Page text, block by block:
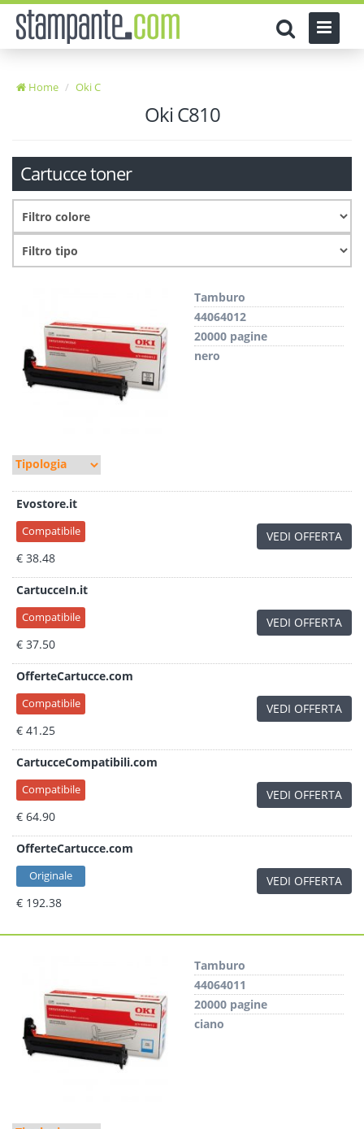
Home Oki C
Oki C810
Cartucce toner
Tamburo
44064012
20000 pagine
nero
Evostore.it
Compatibile
€ 38.48
VEDI OFFERTA
CartucceIn.it
Compatibile
€ 37.50
VEDI OFFERTA
OfferteCartucce.com
Compatibile
€ 41.25
VEDI OFFERTA
CartucceCompatibili.com
Compatibile
€ 64.90
VEDI OFFERTA
OfferteCartucce.com
Originale
€ 192.38
VEDI OFFERTA
Tamburo
44064011
20000 pagine
ciano